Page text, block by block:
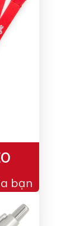
bạn